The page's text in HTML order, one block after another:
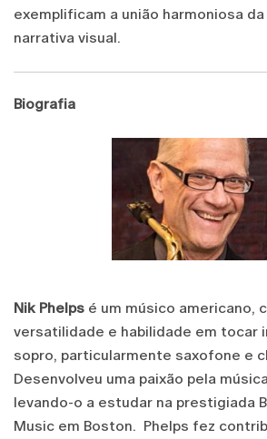
exemplificam a união harmoniosa
narrativa visual.
Biografia
Nik Phelps é um músico americano,
versatilidade e habilidade em tocar
sopro, particularmente saxofone e
Desenvolveu uma paixão pela
levando-o a estudar na prestigiada
Music em Boston. Phelps fez